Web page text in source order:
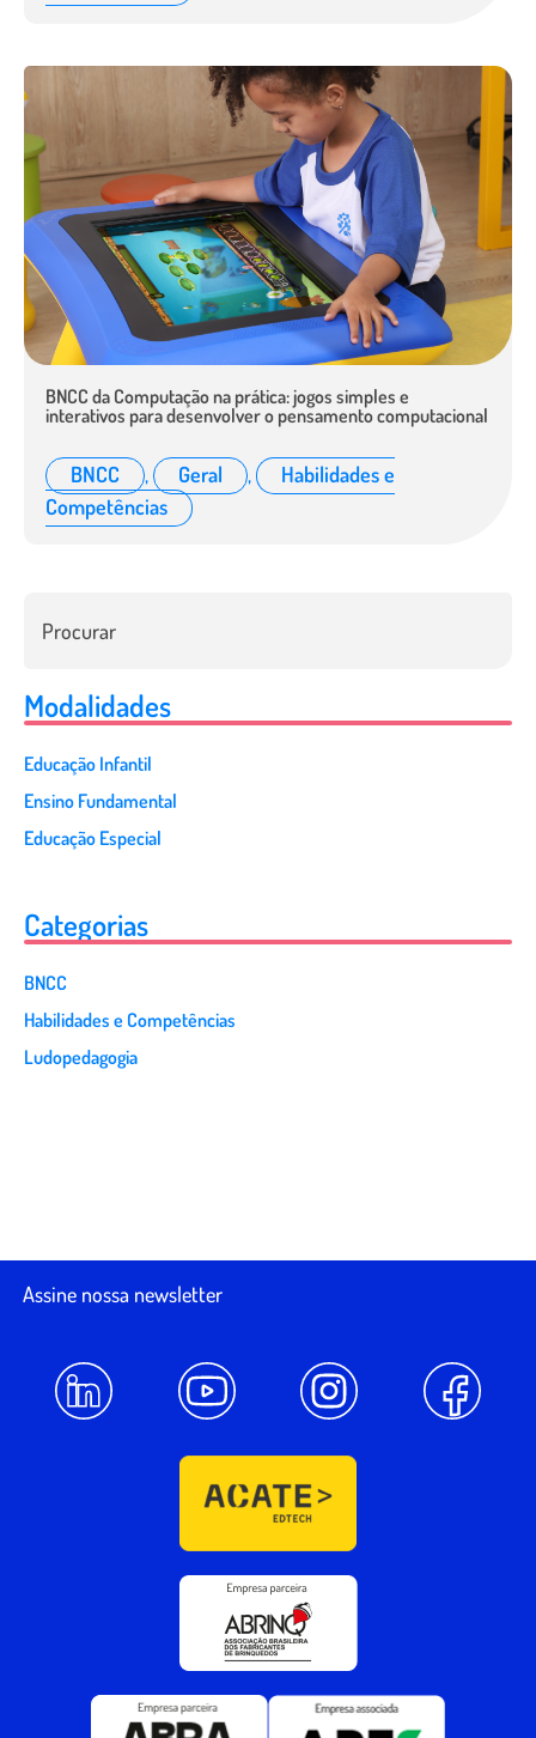
BNCC da Computação na prática: jogos simples e
interativos para desenvolver o pensamento computacional
BNCC , Geral ,
Habilidades e
Competências
Modalidades
Educação Infantil
Ensino Fundamental
Educação Especial
Categorias
BNCC
Habilidades e Competências
Ludopedagogia
Assine nossa newsletter